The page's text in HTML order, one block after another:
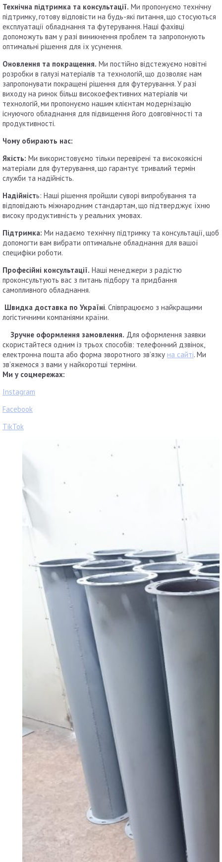
Технічна підтримка та консультації. Ми пропонуємо технічну
підтримку, готову відповісти на будь-які питання, що стосуються
експлуатації обладнання та футерування. Наші фахівці
допоможуть вам у разі виникнення проблем та запропонують
оптимальні рішення для їх усунення.
Оновлення та покращення. Ми постійно відстежуємо новітні
розробки в галузі матеріалів та технологій, що дозволяє нам
запропонувати покращені рішення для футерування. У разі
виходу на ринок більш високоефективних матеріалів чи
технологій, ми пропонуємо нашим клієнтам модернізацію
існуючого обладнання для підвищення його довговічності та
продуктивності.
Чому обирають нас:
Якість: Ми використовуємо тільки перевірені та високоякісні
матеріали для футерування, що гарантує тривалий термін
служби та надійність.
Надійність: Наші рішення пройшли суворі випробування та
відповідають міжнародним стандартам, що підтверджує їхню
високу продуктивність у реальних умовах.
Підтримка: Ми надаємо технічну підтримку та консультації, щоб
допомогти вам вибрати оптимальне обладнання для вашої
специфіки роботи.
Професійні консультації. Наші менеджери з радістю
проконсультують вас з питань підбору та придбання
самопливного обладнання.
Швидка доставка по Україні. Співпрацюємо з найкращими
логістичними компаніями країни.
Зручне оформлення замовлення. Для оформлення заявки
скористайтеся одним із трьох способів: телефонний дзвінок,
електронна пошта або форма зворотного зв’язку на сайті. Ми
зв’яжемося з вами у найкоротші терміни.
Ми у соцмережах:
Instagram
Facebook
TikTok